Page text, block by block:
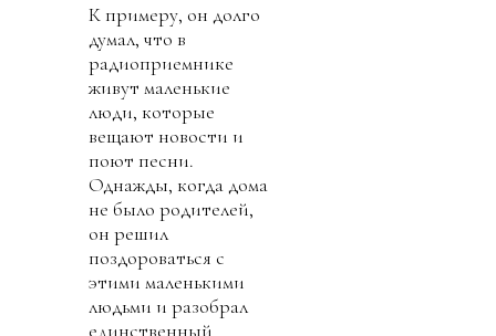
К примеру, он долго
думал, что в
радиоприемнике
живут маленькие
люди, которые
вещают новости и
поют песни.
Однажды, когда дома
не было родителей,
он решил
поздороваться с
этими маленькими
людьми и разобрал
единственный